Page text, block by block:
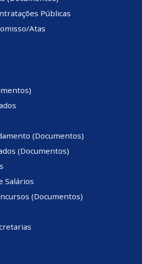
Públicas
Atas
(Documentos)
(Documentos)
Salários
(Documentos)